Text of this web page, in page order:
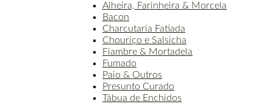
Alheira, Farinheira & Morcela
Bacon
Charcutaria Fatiada
Chouriço e Salsicha
Fiambre & Mortadela
Fumado
Paio & Outros
Presunto Curado
Tábua de Enchidos